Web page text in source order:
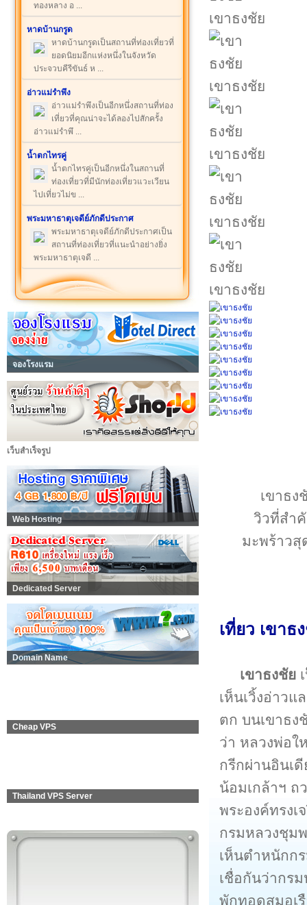
ทองหลาง อ ...
หาดบ้านกรูด
หาดบ้านกรูดเป็นสถานที่ท่องเที่ยวที่
ยอดนิยมอีกแห่งหนึ่งในจังหวัด
ประจวบคีรีขันธ์ ห ...
อ่าวแม่รำพึง
อ่าวแม่รำพึงเป็นอีกหนึ่งสถานที่ท่อง
เที่ยวที่คุณน่าจะได้ลองไปสักครั้ง
อ่าวแม่รำพึ ...
น้ำตกไทรคู่
น้ำตกไทรคู่เป็นอีกหนึ่งในสถานที่
ท่องเที่ยวที่มีนักท่องเที่ยวแวะเวียน
ไปเที่ยวไม่ข ...
พระมหาธาตุเจดีย์ภักดีประกาศ
พระมหาธาตุเจดีย์ภักดีประกาศเป็น
สถานที่ท่องเที่ยวที่แนะนำอย่างยิ่ง
พระมหาธาตุเจดี ...
จองโรงแรม
เว็บสำเร็จรูป
Web Hosting
Dedicated Server
Domain Name
Cheap VPS
Thailand VPS Server
เขาธงชัย
เขาธงชัย
เขาธงชัย
เขาธงชัย
เขาธงชัย
เขาธง
วิวที่สำ
มะพร้าวสุ
เที่ยว เขา
เขาธงชัย
เห็นเวิ้งอ่าว
ตก บนเขาธง
ว่า หลวงพ่อใ
กรีกผ่านอินเ
น้อมเกล้าฯ ถ
พระองค์ทรง
กรมหลวงชุม
เห็นตำหนักก
เชื่อกันว่ากร
พักทอดสมอเ